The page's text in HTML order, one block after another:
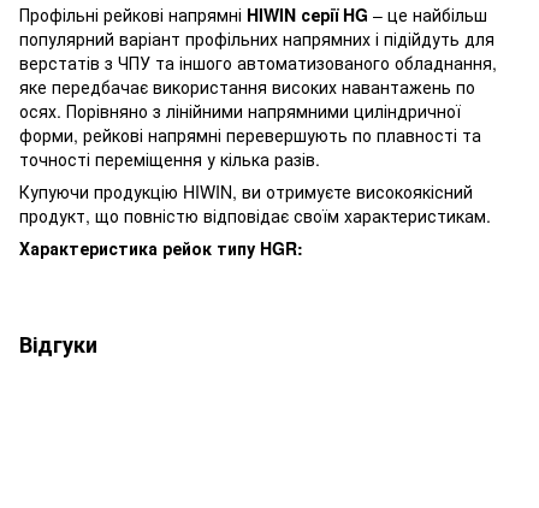
Профільні рейкові напрямні HIWIN серії HG – це найбільш
популярний варіант профільних напрямних і підійдуть для
верстатів з ЧПУ та іншого автоматизованого обладнання,
яке передбачає використання високих навантажень по
осях. Порівняно з лінійними напрямними циліндричної
форми, рейкові напрямні перевершують по плавності та
точності переміщення у кілька разів.
Купуючи продукцію HIWIN, ви отримуєте високоякісний
продукт, що повністю відповідає своїм характеристикам.
Характеристика рейок типу HGR:
Відгуки